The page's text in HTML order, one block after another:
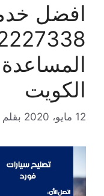
افضل
الكويت
12 مايو، 2020 بقلم